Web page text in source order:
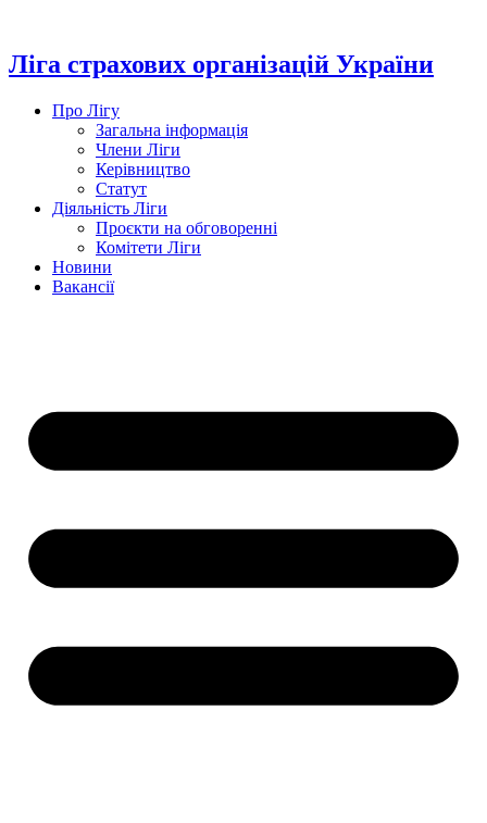
вмісту
Ліга страхових організацій України
Про Лігу
Загальна інформація
Члени Ліги
Керівництво
Статут
Діяльність Ліги
Проєкти на обговоренні
Комітети Ліги
Новини
Вакансії